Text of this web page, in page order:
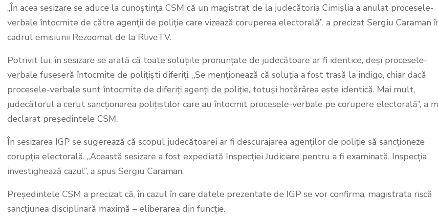
„În acea sesizare se aduce la cunoștința CSM că un magistrat de la judecătoria Cimișlia a anulat procesele-
verbale întocmite de către agenții de poliție care vizează coruperea electorală”, a precizat Sergiu Caraman
cadrul emisiunii Rezoomat de la RliveTV.
Potrivit lui, în sesizare se arată că toate soluțiile pronunțate de judecătoare ar fi identice, deși procesele-
verbale fuseseră întocmite de polițiști diferiți. „Se menționează că soluția a fost trasă la indigo, chiar dacă
procesele-verbale sunt întocmite de diferiți agenți de poliție, totuși hotărârea este identică. Mai mult,
judecătorul a cerut sancționarea polițiștilor care au întocmit procesele-verbale pe corupere electorală”, a
declarat președintele CSM.
În sesizarea IGP se sugerează că scopul judecătoarei ar fi descurajarea agenților de poliție să sancționeze
corupția electorală. „Această sesizare a fost expediată Inspecției Judiciare pentru a fi examinată. Inspecția
investighează cazul”, a spus Sergiu Caraman.
Președintele CSM a precizat că, în cazul în care datele prezentate de IGP se vor confirma, magistrata riscă
sancțiunea disciplinară maximă – eliberarea din funcție.